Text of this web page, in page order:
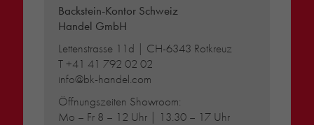
Backstein-Kontor Schweiz
Handel GmbH
Lettenstrasse 11d | CH-6343 Rotkreuz
T+41 41 792 02 02
info@bk-handel.com
Öffnungszeiten Showroom:
Mo – Fr 8 – 12 Uhr | 13.30 – 17 Uhr